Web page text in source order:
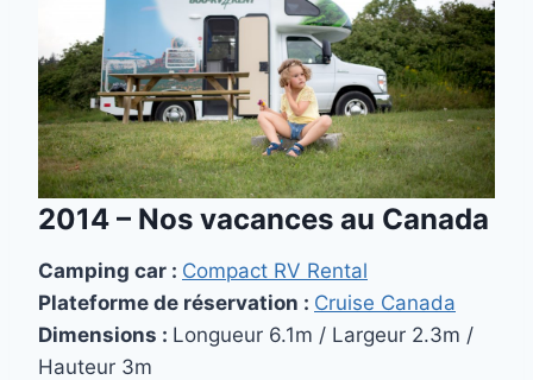
2014 – Nos vacances au Canada
Camping car : Compact RV Rental
Plateforme de réservation : Cruise Canada
Dimensions : Longueur 6.1m / Largeur 2.3m /
Hauteur 3m